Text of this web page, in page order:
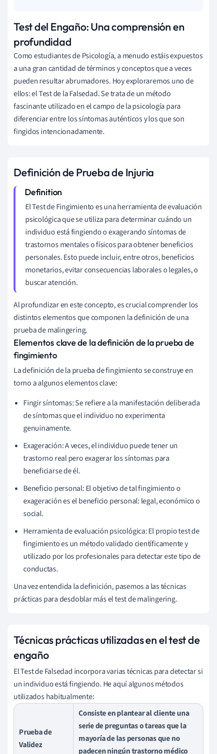
Test del Engaño: Una comprensión en
profundidad
Como estudiantes de Psicología, a menudo estáis expuestos
a una gran cantidad de términos y conceptos que a veces
pueden resultar abrumadores. Hoy exploraremos uno de
ellos: el Test de la Falsedad. Se trata de un método
fascinante utilizado en el campo de la psicología para
diferenciar entre los síntomas auténticos y los que son
fingidos intencionadamente.
Definición de Prueba de Injuria
El Test de Fingimiento es una herramienta de evaluación
psicológica que se utiliza para determinar cuándo un
individuo está fingiendo o exagerando síntomas de
trastornos mentales o físicos para obtener beneficios
personales. Esto puede incluir, entre otros, beneficios
monetarios, evitar consecuencias laborales o legales, o
buscar atención.
Al profundizar en este concepto, es crucial comprender los
distintos elementos que componen la definición de una
prueba de malingering.
Elementos clave de la definición de la prueba de
fingimiento
La definición de la prueba de fingimiento se construye en
torno a algunos elementos clave:
Fingir síntomas: Se refiere a la manifestación deliberada
de síntomas que el individuo no experimenta
genuinamente.
Exageración: A veces, el individuo puede tener un
trastorno real pero exagerar los síntomas para
beneficiarse de él.
Beneficio personal: El objetivo de tal fingimiento o
exageración es el beneficio personal: legal, económico o
social.
Herramienta de evaluación psicológica: El propio test de
fingimiento es un método validado científicamente y
utilizado por los profesionales para detectar este tipo de
conductas.
Una vez entendida la definición, pasemos a las técnicas
prácticas para desdoblar más el test de malingering.
Técnicas prácticas utilizadas en el test de
engaño
El Test de Falsedad incorpora varias técnicas para detectar si
un individuo está fingiendo. He aquí algunos métodos
utilizados habitualmente:
Prueba de
Validez
Consiste en plantear al cliente una
serie de preguntas o tareas que la
mayoría de las personas que no
padecen ningún trastorno médico